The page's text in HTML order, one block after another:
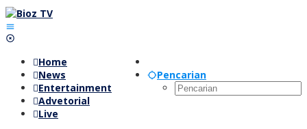
Lewati
ke
konten
Pencarian
Home
News
Entertainment
Advetorial
Live